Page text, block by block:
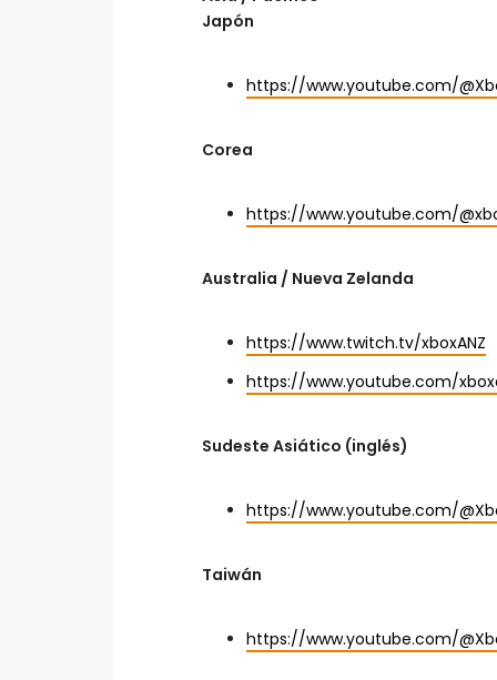
Japón
https://www.youtube.com/
Corea
https://www.youtube.com/
Australia / Nueva Zelanda
https://www.twitch.tv/xboxANZ
https://www.youtube.com/
Sudeste Asiático (inglés)
https://www.youtube.com/
Taiwán
https://www.youtube.com/